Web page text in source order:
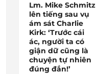
Lm. Mike Schmitz
lên tiếng sau vụ
ám sát Charlie
Kirk: ‘Trước cái
ác, người ta có
giận dữ cũng là
chuyện tự nhiên
đúng đắn!’